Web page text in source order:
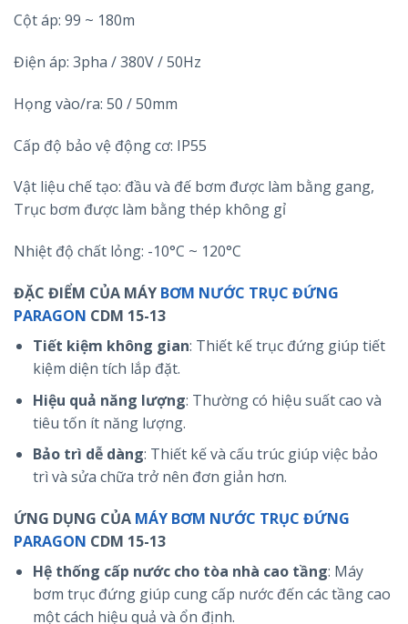
Cột áp: 99 ~ 180m
Điện áp: 3pha / 380V / 50Hz
Họng vào/ra: 50 / 50mm
Cấp độ bảo vệ động cơ: IP55
Vật liệu chế tạo: đầu và đế bơm được làm bằng gang,
Trục bơm được làm bằng thép không gỉ
Nhiệt độ chất lỏng: -10°C ~ 120°C
ĐẶC ĐIỂM CỦA MÁY BƠM NƯỚC TRỤC ĐỨNG
PARAGON CDM 15-13
Tiết kiệm không gian: Thiết kế trục đứng giúp tiết
kiệm diện tích lắp đặt.
Hiệu quả năng lượng: Thường có hiệu suất cao và
tiêu tốn ít năng lượng.
Bảo trì dễ dàng: Thiết kế và cấu trúc giúp việc bảo
trì và sửa chữa trở nên đơn giản hơn.
ỨNG DỤNG CỦA MÁY BƠM NƯỚC TRỤC ĐỨNG
PARAGON CDM 15-13
Hệ thống cấp nước cho tòa nhà cao tầng: Máy
bơm trục đứng giúp cung cấp nước đến các tầng cao
một cách hiệu quả và ổn định.